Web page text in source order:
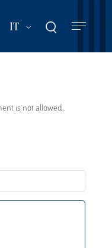
IT Mostra ulteriori
is not allowed.